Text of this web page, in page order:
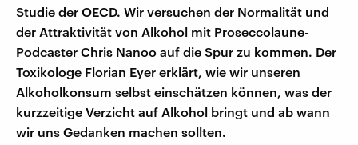
Studie der OECD. Wir versuchen der Normalität und
der Attraktivität von Alkohol mit Proseccolaune-
Podcaster Chris Nanoo auf die Spur zu kommen. Der
Toxikologe Florian Eyer erklärt, wie wir unseren
Alkoholkonsum selbst einschätzen können, was der
kurzzeitige Verzicht auf Alkohol bringt und ab wann
wir uns Gedanken machen sollten.